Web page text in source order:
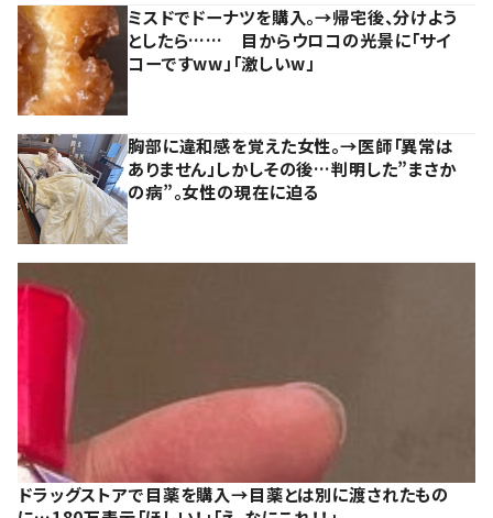
ミスドでドーナツを購入。→帰宅後、分けよう
としたら…… 目からウロコの光景に「サイ
コーですww」「激しいw」
胸部に違和感を覚えた女性。→医師「異常は
ありません」しかしその後…判明した”まさか
の病”。女性の現在に迫る
ドラッグストアで目薬を購入→目薬とは別に渡されたもの